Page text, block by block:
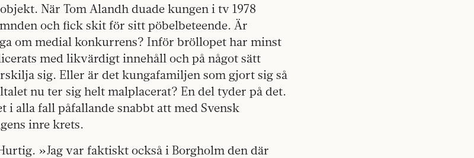
När Tom Alandh duade kungen i tv 1978
och fick skit för sitt pöbelbeteende. Är
om medial konkurrens? Inför bröllopet har minst
med likvärdigt innehåll och på något sätt
sig. Eller är det kungafamiljen som gjort sig så
nu ter sig helt malplacerat? En del tyder på det.
i alla fall påfallande snabbt att med Svensk
inre krets.
»Jag var faktiskt också i Borgholm den där